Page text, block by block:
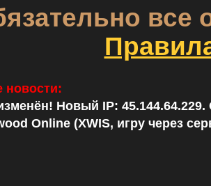
все
новости:
Новый IP: 45.144.64.229.
Online (XWIS, игру через